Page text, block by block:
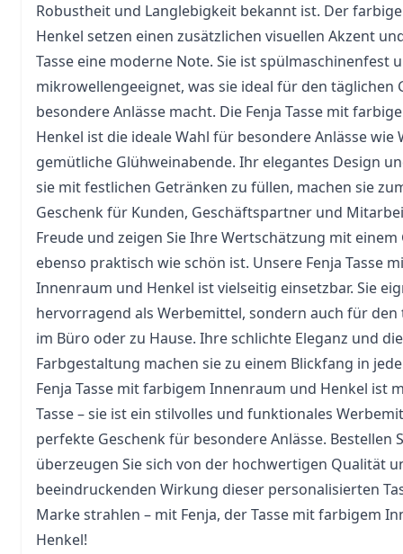
Robustheit und Langlebigkeit bekannt ist. Der
Henkel setzen einen zusätzlichen visuellen Akzent
Tasse eine moderne Note. Sie ist spülmaschinenfest
mikrowellengeeignet, was sie ideal für den täglichen
besondere Anlässe macht. Die Fenja Tasse mit
Henkel ist die ideale Wahl für besondere Anlässe wie
gemütliche Glühweinabende. Ihr elegantes Design
sie mit festlichen Getränken zu füllen, machen sie
Geschenk für Kunden, Geschäftspartner und
Freude und zeigen Sie Ihre Wertschätzung mit einem
ebenso praktisch wie schön ist. Unsere Fenja Tasse
Innenraum und Henkel ist vielseitig einsetzbar. Sie
hervorragend als Werbemittel, sondern auch für den
im Büro oder zu Hause. Ihre schlichte Eleganz und
Farbgestaltung machen sie zu einem Blickfang in
Fenja Tasse mit farbigem Innenraum und Henkel ist
Tasse – sie ist ein stilvolles und funktionales
perfekte Geschenk für besondere Anlässe. Bestellen
überzeugen Sie sich von der hochwertigen Qualität
beeindruckenden Wirkung dieser personalisierten
Marke strahlen – mit Fenja, der Tasse mit farbigem
Henkel!